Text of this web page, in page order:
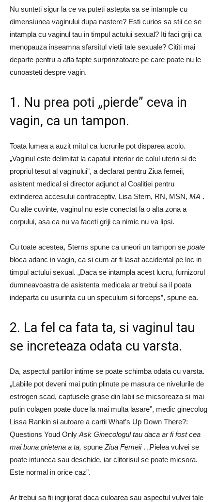
Nu sunteti sigur la ce va puteti astepta sa se intample cu
dimensiunea vaginului dupa nastere? Esti curios sa stii ce se
intampla cu vaginul tau in timpul actului sexual? Iti faci griji ca
menopauza inseamna sfarsitul vietii tale sexuale? Cititi mai
departe pentru a afla fapte surprinzatoare pe care poate nu le
cunoasteti despre vagin.
1. Nu prea poti „pierde” ceva in
vagin, ca un tampon.
Toata lumea a auzit mitul ca lucrurile pot disparea acolo.
„Vaginul este delimitat la capatul interior de colul uterin si de
propriul tesut al vaginului”, a declarat pentru Ziua femeii,
asistent medical si director adjunct al Coalitiei pentru
extinderea accesului contraceptiv, Lisa Stern, RN, MSN, MA .
Cu alte cuvinte, vaginul nu este conectat la o alta zona a
corpului, asa ca nu va faceti griji ca nimic nu va lipsi.
Cu toate acestea, Sterns spune ca uneori un tampon se poate
bloca adanc in vagin, ca si cum ar fi lasat accidental pe loc in
timpul actului sexual. „Daca se intampla acest lucru, furnizorul
dumneavoastra de asistenta medicala ar trebui sa il poata
indeparta cu usurinta cu un speculum si forceps”, spune ea.
2. La fel ca fata ta, si vaginul tau
se increteaza odata cu varsta.
Da, aspectul partilor intime se poate schimba odata cu varsta.
„Labiile pot deveni mai putin plinute pe masura ce nivelurile de
estrogen scad, captusele grase din labii se micsoreaza si mai
putin colagen poate duce la mai multa lasare”, medic ginecolog
Lissa Rankin si autoare a cartii What’s Up Down There?:
Questions Youd Only Ask Ginecologul tau daca ar fi fost cea
mai buna prietena a ta, spune Ziua Femeii. „Pielea vulvei se
poate intuneca sau deschide, iar clitorisul se poate micsora.
Este normal in orice caz”.
Ar trebui sa fii ingrijorat daca culoarea sau aspectul vulvei tale